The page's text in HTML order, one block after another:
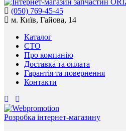
(050) 769-45-45
м. Київ, Гайова, 14
Каталог
СТО
Про компанію
Доставка та оплата
Гарантія та повернення
Контакти
Розробка інтернет-магазину